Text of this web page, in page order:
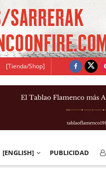
[Tienda/Shop]
[ENGLISH] PUBLICIDAD